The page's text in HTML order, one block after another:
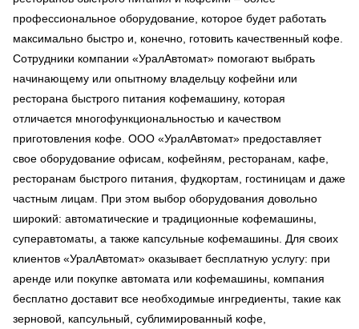
профессиональное оборудование, которое будет работать
максимально быстро и, конечно, готовить качественный кофе.
Сотрудники компании «УралАвтомат» помогают выбрать
начинающему или опытному владельцу кофейни или
ресторана быстрого питания кофемашину, которая
отличается многофункциональностью и качеством
приготовления кофе. ООО «УралАвтомат» предоставляет
свое оборудование офисам, кофейням, ресторанам, кафе,
ресторанам быстрого питания, фудкортам, гостиницам и даже
частным лицам. При этом выбор оборудования довольно
широкий: автоматические и традиционные кофемашины,
суперавтоматы, а также капсульные кофемашины. Для своих
клиентов «УралАвтомат» оказывает бесплатную услугу: при
аренде или покупке автомата или кофемашины, компания
бесплатно доставит все необходимые ингредиенты, такие как
зерновой, капсульный, сублимированный кофе,